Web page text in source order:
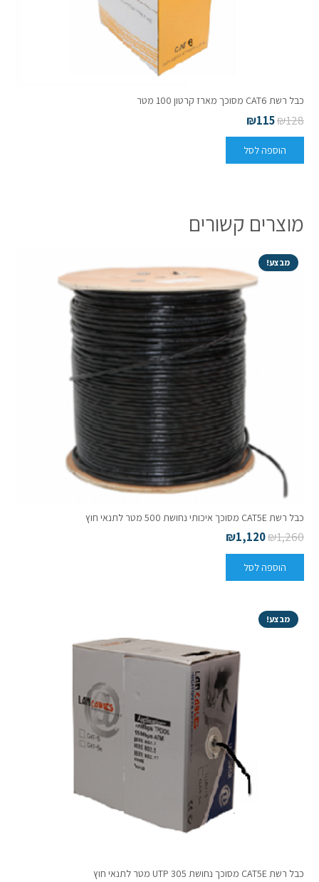
כבל רשת CAT6 מסוכך מארז קרטון 100 מטר
₪128
₪115
הוספה לסל
מוצרים קשורים
מבצע!
כבל רשת CAT5E מסוכך איכותי נחושת 500 מטר לתנאי חוץ
₪1,260
₪1,120
הוספה לסל
מבצע!
כבל רשת CAT5E מסוכך נחושת UTP 305 מטר לתנאי חוץ